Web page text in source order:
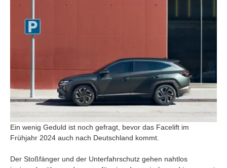
Ein wenig Geduld ist noch gefragt, bevor das Facelift im
Frühjahr 2024 auch nach Deutschland kommt.
Der Stoßfänger und der Unterfahrschutz gehen nahtlos